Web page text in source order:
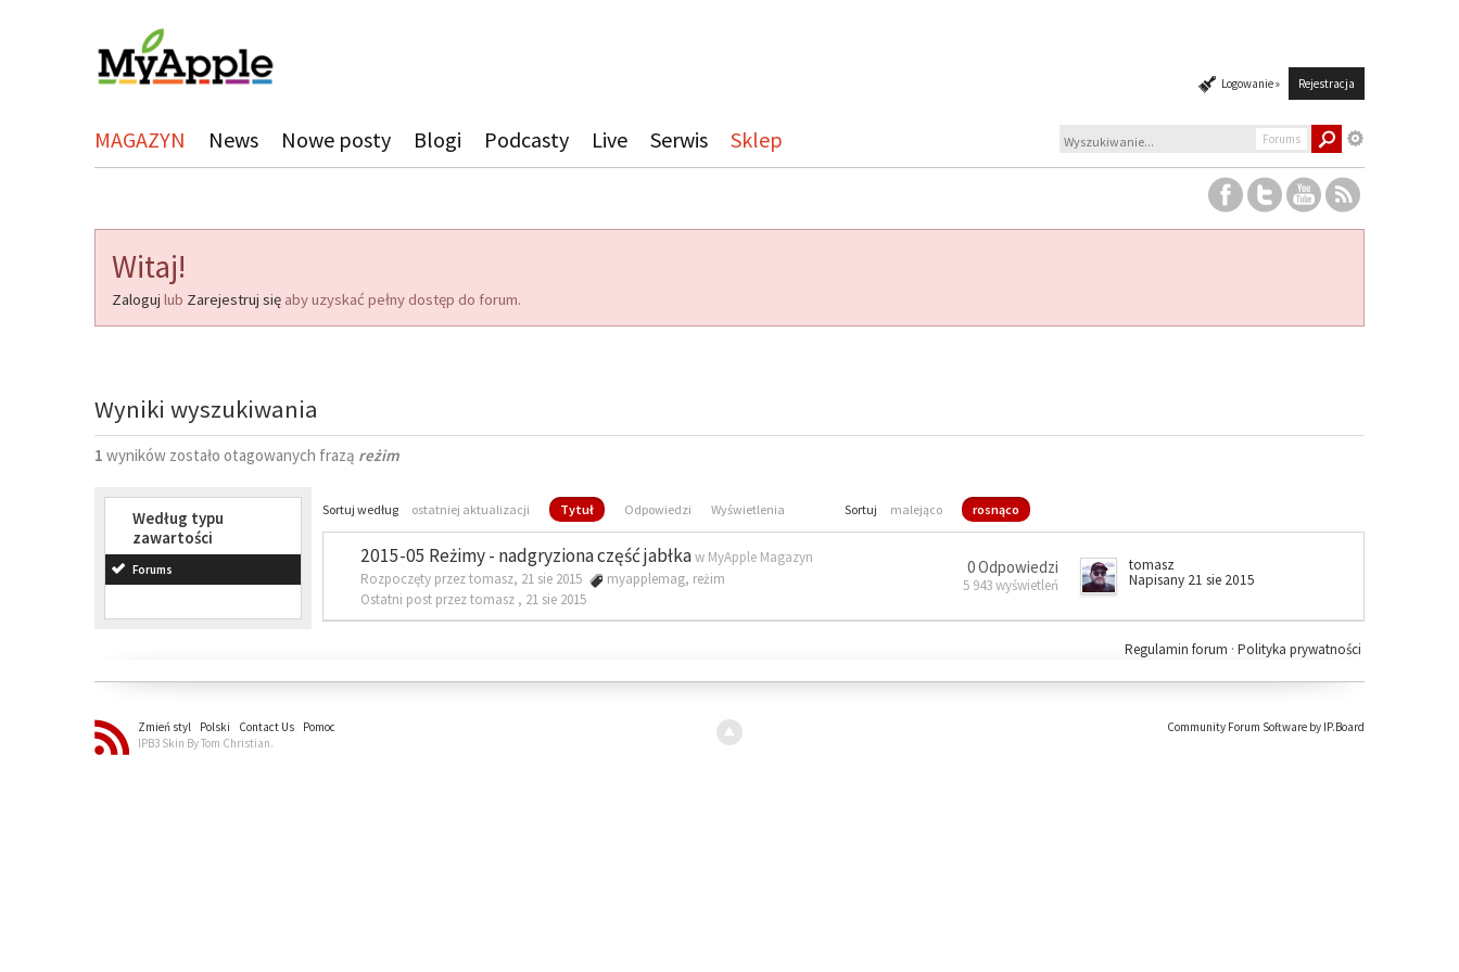
Logowanie » Rejestracja
MAGAZYN News Nowe posty Blogi Podcasty Live Serwis Sklep Forums
Witaj!
Zaloguj lub Zarejestruj się aby uzyskać pełny dostęp do forum.
Wyniki wyszukiwania
1 wyników zostało otagowanych frazą reżim
Według typu
zawartości
Forums
Sortuj według ostatniej aktualizacji Tytuł Odpowiedzi Wyświetlenia Sortuj malejąco rosnąco
2015-05 Reżimy - nadgryziona część jabłkaw MyApple Magazyn
Rozpoczęty przez tomasz, 21 sie 2015
myapplemag, reżim
Ostatni post przez tomasz , 21 sie 2015
0 Odpowiedzi
5 943 wyświetleń
tomasz
Napisany 21 sie 2015
Polityka prywatności
Regulamin forum ·
Zmień styl Polski Contact Us
Pomoc
IPB3 Skin By Tom Christian.
Community Forum Software by IP.Board